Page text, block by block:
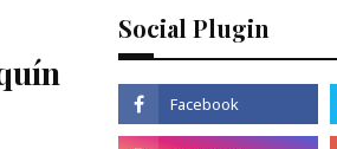
Social Plugin